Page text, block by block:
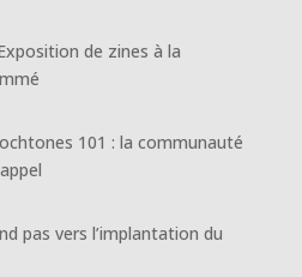
de zines à la
101 : la communauté
pas vers l’implantation du